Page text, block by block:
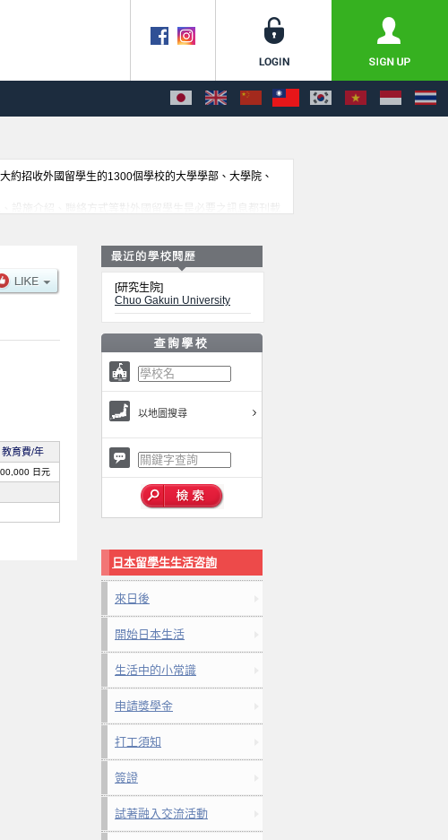
約招收外國留學生的1300個學校的大學學部、大學院、
設施介紹、聯絡方式等對外國留學生是必要之訊息都刊載
教育費/年
日元
[研究生院]
Chuo Gakuin University
以地圖搜尋
日本留學生生活咨詢
來日後
開始日本生活
生活中的小常識
申請獎學金
打工須知
簽證
試著融入交流活動